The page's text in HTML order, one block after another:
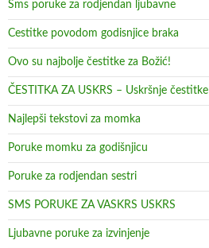
Sms poruke za rodjendan ljubavne
Cestitke povodom godisnjice braka
Ovo su najbolje čestitke za Božić!
ČESTITKA ZA USKRS – Uskršnje čestitke
Najlepši tekstovi za momka
Poruke momku za godišnjicu
Poruke za rodjendan sestri
SMS PORUKE ZA VASKRS USKRS
Ljubavne poruke za izvinjenje